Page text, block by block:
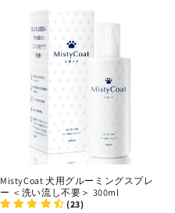
MistyCoat 犬用グルーミングスプレ
ー ＜洗い流し不要＞ 300ml
(23)